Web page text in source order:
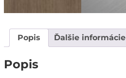
Popis Ďalšie informácie
Popis